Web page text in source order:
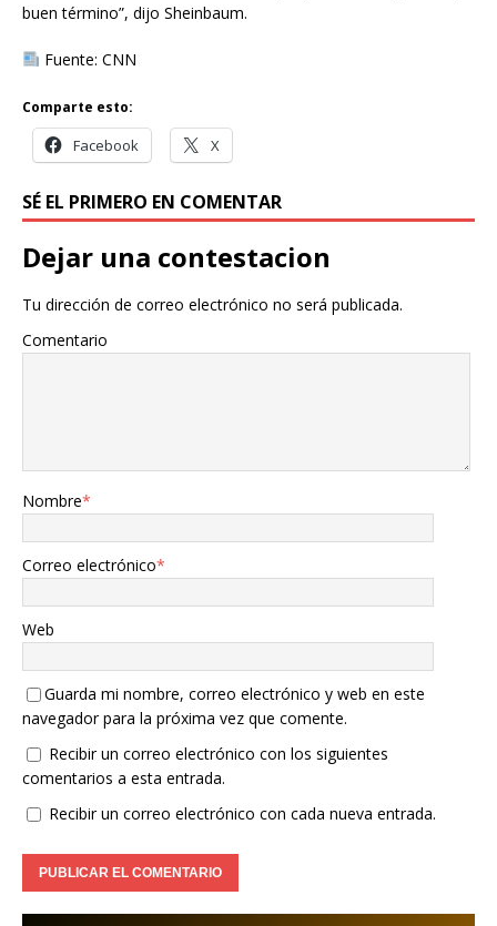
buen término”, dijo Sheinbaum.
Fuente: CNN
Comparte esto:
Facebook X
SÉ EL PRIMERO EN COMENTAR
Dejar una contestacion
Tu dirección de correo electrónico no será publicada.
Comentario
Nombre*
Correo electrónico*
Web
Guarda mi nombre, correo electrónico y web en este
navegador para la próxima vez que comente.
Recibir un correo electrónico con los siguientes
comentarios a esta entrada.
Recibir un correo electrónico con cada nueva entrada.